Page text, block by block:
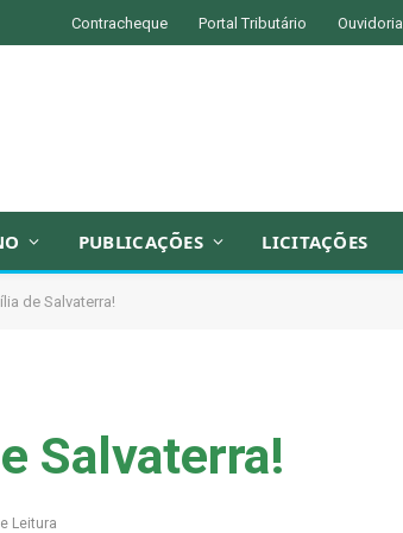
Contracheque Portal Tributário Ouvidoria
PUBLICAÇÕES LICITAÇÕES
de Salvaterra!
Salvaterra!
Leitura